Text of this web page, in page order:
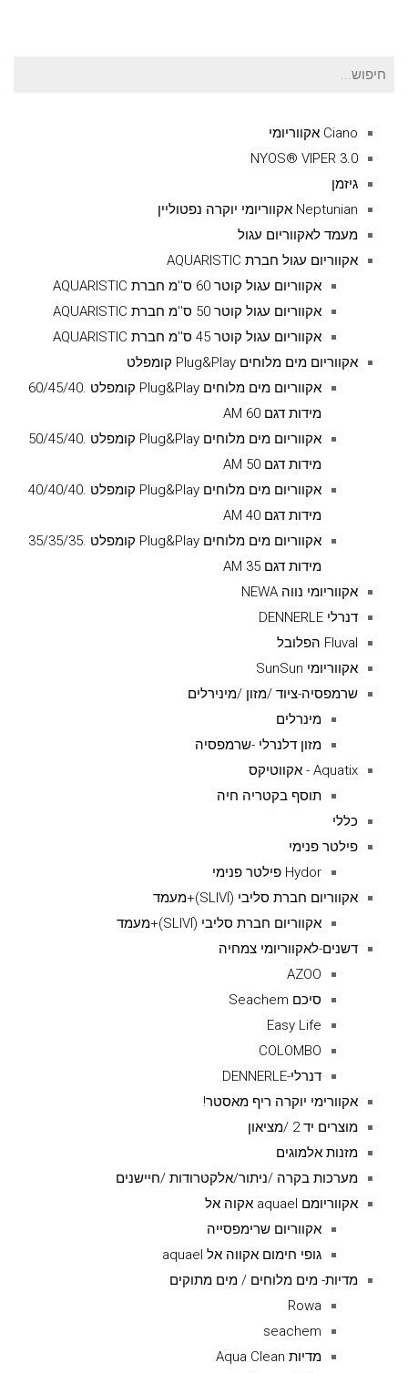
חיפוש
Ciano אקווריומי
NYOS® VIPER 3.0
גיזמן
Neptunian אקווריומי יוקרה נפטוליין
מעמד לאקווריום עגול
אקווריום עגול חברת AQUARISTIC
אקווריום עגול קוטר 60 ס''מ חברת AQUARISTIC
אקווריום עגול קוטר 50 ס''מ חברת AQUARISTIC
אקווריום עגול קוטר 45 ס''מ חברת AQUARISTIC
אקווריום מים מלוחים Plug&Play קומפלט
אקווריום מים מלוחים Plug&Play קומפלט .60/45/40
מידות דגם AM 60
אקווריום מים מלוחים Plug&Play קומפלט .50/45/40
מידות דגם AM 50
אקווריום מים מלוחים Plug&Play קומפלט .40/40/40
מידות דגם AM 40
אקווריום מים מלוחים Plug&Play קומפלט .35/35/35
מידות דגם AM 35
אקווריומי נווה NEWA
דנרלי DENNERLE
Fluval הפלובל
אקווריומי SunSun
שרמפסיה-ציוד /מזון /מינירלים
מינרלים
מזון דלנרלי -שרמפסיה
Aquatix - אקווטיקס
תוסף בקטריה חיה
כללי
פילטר פנימי
Hydor פילטר פנימי
אקווריום חברת סליבי (SLIVIׂׂ)+מעמד
אקווריום חברת סליבי (SLIVIׂׂ)+מעמד
דשנים-לאקווריומי צמחיה
AZOO
סיכם Seachem
Easy Life
COLOMBO
דנרלי-DENNERLE
אקוורימי יוקרה ריף מאסטר!
מוצרים יד 2 /מציאון
מזנות אלמוגים
מערכות בקרה /ניתור/אלקטרודות /חיישנים
אקווריומם aquael אקוה אל
אקווריום שרימפסייה
גופי חימום אקווה אל aquael
מדיות- מים מלוחים / מים מתוקים
Rowa
seachem
מדיות Aqua Clean